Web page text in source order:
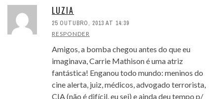
LUZIA
25 OUTUBRO, 2013 AT 14:39
RESPONDER
Amigos, a bomba chegou antes do que eu
imaginava, Carrie Mathison é uma atriz
fantástica! Enganou todo mundo: meninos do
cine alerta, juiz, médicos, advogado terrorista,
CIA (não é difícil, eu sei) e ainda deu tempo p/